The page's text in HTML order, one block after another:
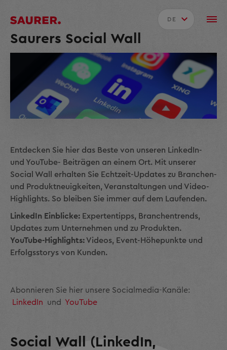
DE
Saurers Social Wall
Entdecken Sie hier das Beste von unseren LinkedIn-
und YouTube- Beiträgen an einem Ort. Mit unserer
Social Wall erhalten Sie Echtzeit-Updates zu Branchen-
und Produktneuigkeiten, Veranstaltungen und Video-
Highlights. So bleiben Sie immer auf dem Laufenden.
LinkedIn Einblicke: Expertentipps, Branchentrends,
Updates zum Unternehmen und zu Produkten.
YouTube-Highlights:Videos, Event-Höhepunkte und
Erfolgsstorys von Kunden.
Abonnieren Sie hier unsere Socialmedia-Kanäle:
LinkedIn und YouTube
Social Wall (LinkedIn,